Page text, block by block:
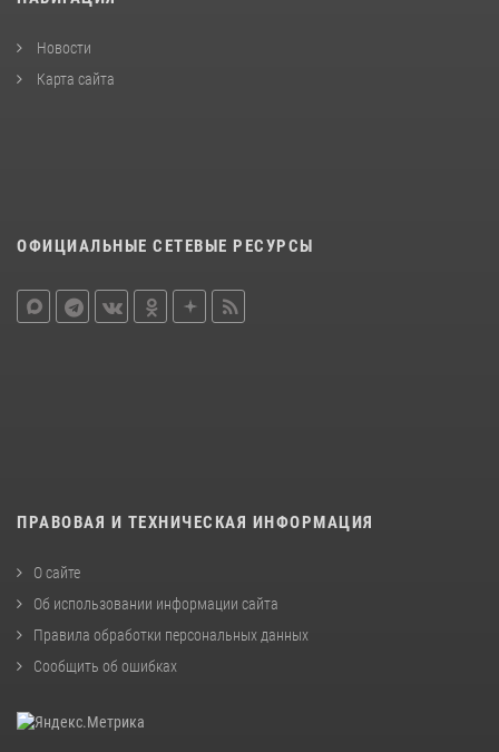
Новости
Карта сайта
ОФИЦИАЛЬНЫЕ СЕТЕВЫЕ РЕСУРСЫ
ПРАВОВАЯ И ТЕХНИЧЕСКАЯ ИНФОРМАЦИЯ
О сайте
Об использовании информации сайта
Правила обработки персональных данных
Сообщить об ошибках